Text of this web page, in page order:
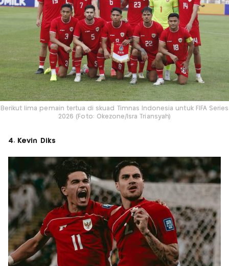
Berikut lima pemain tertua di skuad Timnas Indonesia untuk FIFA Series
2026 (Foto: Okezone/Isra Triansyah)
4. Kevin Diks